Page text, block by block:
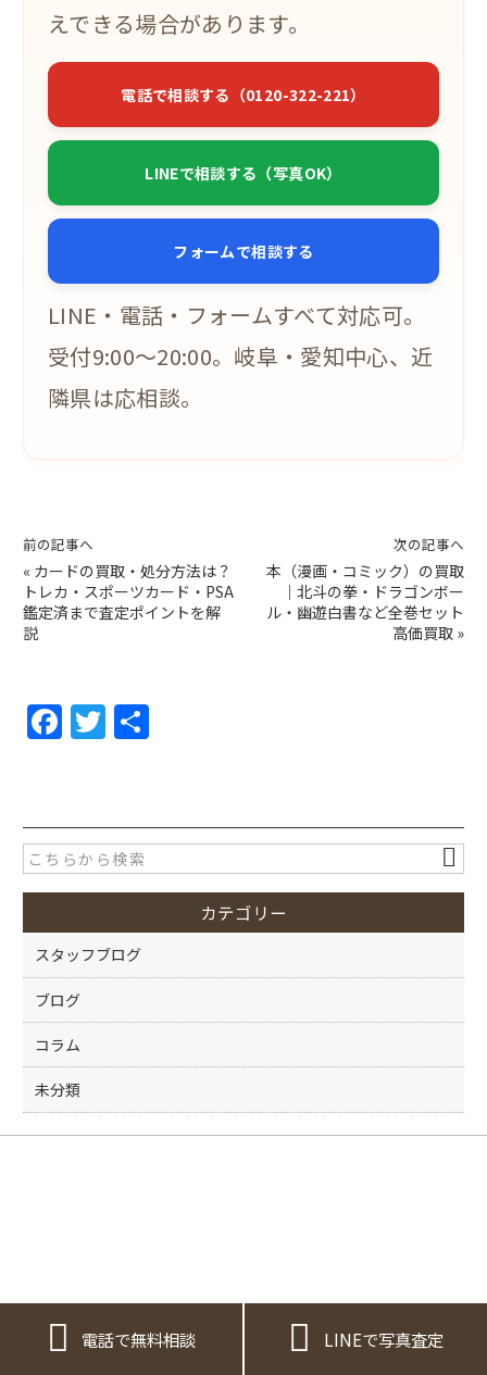
えできる場合があります。
電話で相談する（0120-322-221）
LINEで相談する（写真OK）
フォームで相談する
LINE・電話・フォームすべて対応可。
受付9:00〜20:00。岐阜・愛知中心、近
隣県は応相談。
前の記事へ
« カードの買取・処分方法は？
トレカ・スポーツカード・PSA
鑑定済まで査定ポイントを解
説
次の記事へ
本（漫画・コミック）の買取
｜北斗の拳・ドラゴンボー
ル・幽遊白書など全巻セット
高価買取 »
F
e
b
o
o
k
T
er
カテゴリー
スタッフブログ
ブログ
コラム
未分類
 電話で無料相談  LINEで写真査定